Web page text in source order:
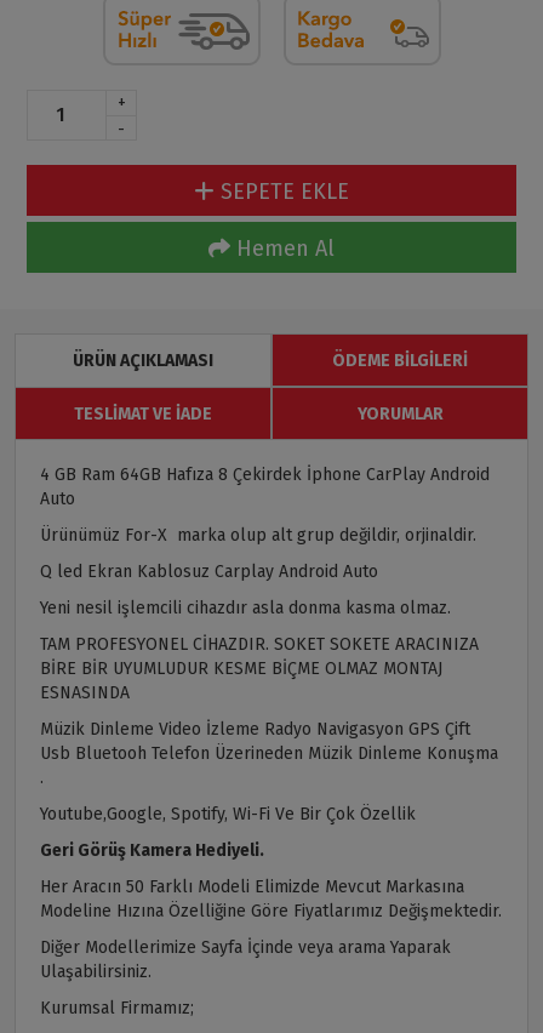
+
-
SEPETE EKLE
Hemen Al
ÜRÜN AÇIKLAMASI ÖDEME BILGILERI
TESLIMAT VE İADE YORUMLAR
4 GB Ram 64GB Hafıza 8 Çekirdek İphone CarPlay Android
Auto
Ürünümüz For-X marka olup alt grup değildir, orjinaldir.
Q led Ekran Kablosuz Carplay Android Auto
Yeni nesil işlemcili cihazdır asla donma kasma olmaz.
TAM PROFESYONEL CİHAZDIR. SOKET SOKETE ARACINIZA
BİRE BİR UYUMLUDUR KESME BİÇME OLMAZ MONTAJ
ESNASINDA
Müzik Dinleme Video İzleme Radyo Navigasyon GPS Çift
Usb Bluetooh Telefon Üzerineden Müzik Dinleme Konuşma
.
Youtube,Google, Spotify, Wi-Fi Ve Bir Çok Özellik
Geri Görüş Kamera Hediyeli.
Her Aracın 50 Farklı Modeli Elimizde Mevcut Markasına
Modeline Hızına Özelliğine Göre Fiyatlarımız Değişmektedir.
Diğer Modellerimize Sayfa İçinde veya arama Yaparak
Ulaşabilirsiniz.
Kurumsal Firmamız;